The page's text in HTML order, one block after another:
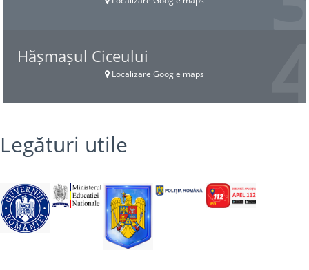
Hășmașul Ciceului
Localizare Google maps
Legături utile